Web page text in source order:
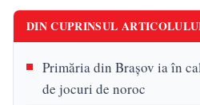
DIN CUPRINSUL
Primăria din Brașov ia în
de jocuri de noroc